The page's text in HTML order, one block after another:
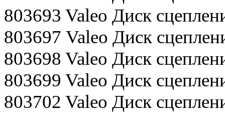
803693 Valeo Диск
803697 Valeo Диск
803698 Valeo Диск
803699 Valeo Диск
803702 Valeo Диск